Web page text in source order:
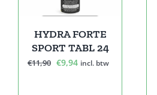
HYDRA FORTE
SPORT TABL 24
€11,90 Oorspronkelijke
€9,94Huidige
incl. btw